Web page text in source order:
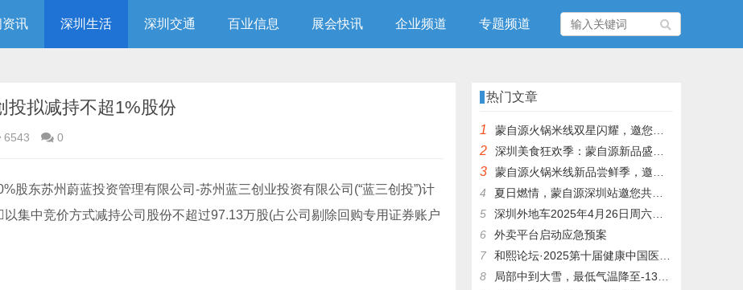
资讯 深圳生活 深圳交通 百业信息 展会快讯 企业频道 专题频道
投拟减持不超1%股份
6543 0
股东苏州蔚蓝投资管理有限公司-苏州蓝三创业投资有限公司(“蓝三创投”)计
集中竞价方式减持公司股份不超过97.13万股(占公司剔除回购专用证券账户
热门文章
1 蒙自源火锅米线双星闪耀，邀您共享辣爽夏日盛宴！
2 深圳美食狂欢季：蒙自源新品盛宴邀您品尝
3
蒙自源火锅米线新品尝鲜季，邀您共享味蕾盛宴！
4
夏日燃情，蒙自源深圳站邀您共赴美食盛宴！
5
深圳外地车2025年4月26日周六限行吗
6
外卖平台启动应急预案
7
和熙论坛·2025第十届健康中国医药连锁发展论坛在泰州举办
8
局部中到大雪，最低气温降至-13℃，济南今冬的第一场雪，或跟去年同一时间！